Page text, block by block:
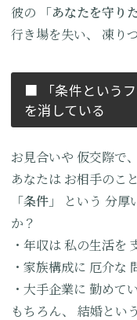
彼の
「あなたを守り
行き場を失い、
凍り
■ 「条件というフ
を消している
お見合いや 仮交際で、
あなたは お相手のこと
「条件」
という 分厚
か？
・年収は私の生活を
・家族構成に 厄介な
・大手企業に 勤めて
もちろん、
結婚という